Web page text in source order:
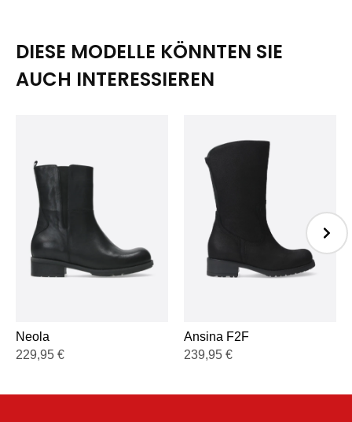
DIESE MODELLE KÖNNTEN SIE
AUCH INTERESSIEREN
Neola
229,95 €
Ansina F2F
239,95 €